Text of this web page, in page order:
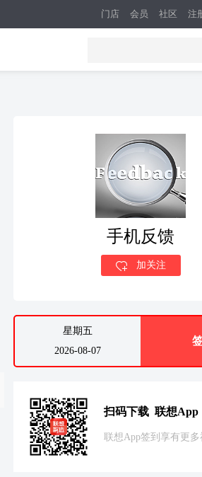
注
门店 会员 社区
手机反馈
加关注
星期五
2026-08-07
扫码下载 联想App
联想App签到享有更多